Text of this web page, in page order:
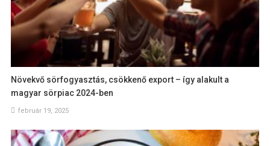
Növekvő sörfogyasztás, csökkenő export – így alakult a
magyar sörpiac 2024-ben
február 19, 2025